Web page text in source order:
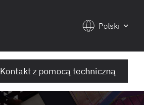
Polski
Kontakt z pomocą techniczną